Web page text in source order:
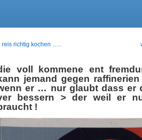
reis richtig kochen …..
voll kommene ent
jemand gegen
er … nur glaubt dass er
bessern > der weil er
!